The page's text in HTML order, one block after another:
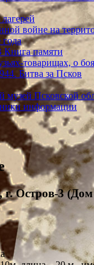
войне на
памяти
товарищах, о
Битва за Псков
Псковской
информации
г. Остров-3